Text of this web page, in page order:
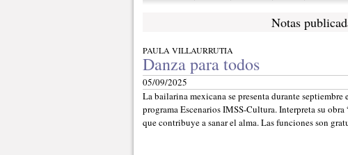
Notas
PAULA VILLAURRUTIA
Danza para todos
05/09/2025
La bailarina mexicana se presenta durante
programa Escenarios IMSS-Cultura. Interpreta su
que contribuye a sanar el alma. Las funciones son